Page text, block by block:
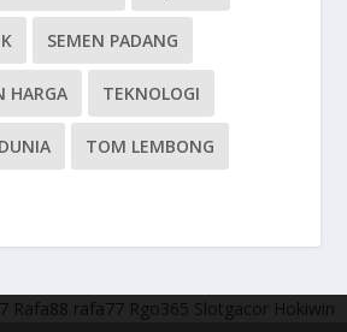
SEMEN PADANG
HARGA TEKNOLOGI
TOM LEMBONG
Rafa88 rafa77 Rgo365 Slotgacor Hokiwin